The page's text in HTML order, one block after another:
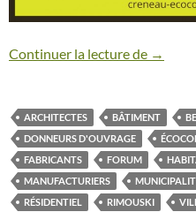
Continuer la lecture de Forum
→
ARCHITECTES BÂTIMENT
DONNEURS D'OUVRAGE
FABRICANTS
FORUM
MANUFACTURIERS
RÉSIDENTIEL
RIMOUSKI